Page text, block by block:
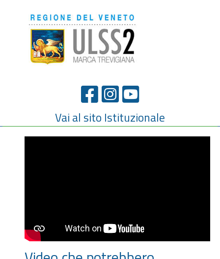
Vai al sito Istituzionale